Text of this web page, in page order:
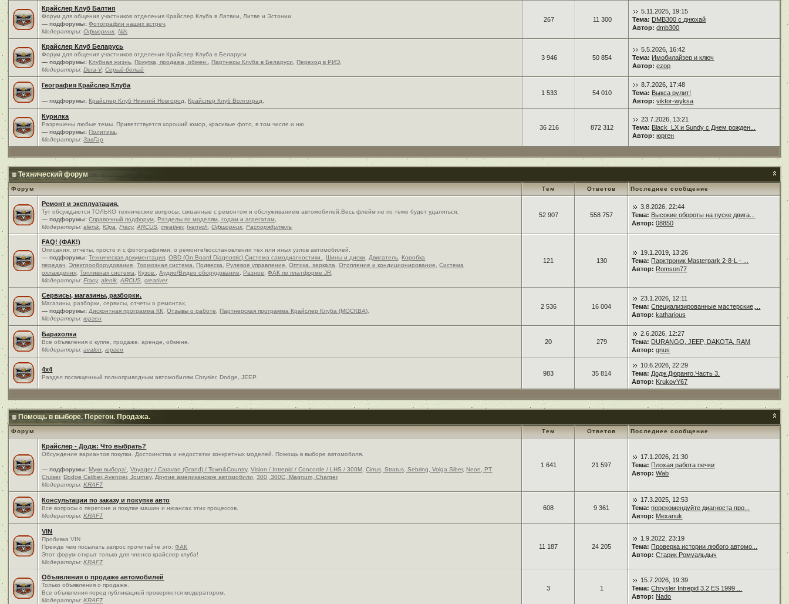
Крайслер Клуб Балтия
Форум для общения участников отделения Крайслер Клуба в Латвии, Литве и Эстонии
— подфорумы: Фотографии наших встреч
Модераторы:Офшорник ,Nils
267 11 300
5.11.2025, 19:15
Тема: DMB300 с днюхай
Автор: dmb300
Крайслер Клуб Беларусь
Форум для общения участников отделения Крайслер Клуба в Беларуси
— подфорумы: Клубная жизнь Покупка, продажа, обмен. Партнеры Клуба в Беларуси Переход в РИЭ
Модераторы:Dera-V,Серый-белый
3 946 50 854
5.5.2026, 16:42
Тема: Имобилайзер и ключ
Автор: ezop
География Крайслер Клуба
— подфорумы: Крайслер Клуб Нижний Новгород Крайслер Клуб Волгоград
1 533 54 010
8.7.2026, 17:48
Тема: Выкса рулит!
Автор: viktor-wyksa
Курилка
Разрешены любые темы. Приветствуется хороший юмор, красивые фото, в том числе и ню.
— подфорумы: Политика
Модераторы:ЗавГар
36 216 872 312
23.7.2026, 13:21
Тема: Black_LX и Sundy с Днем рожден...
Автор: юрген
Технический форум
Форум Тем Ответов Последнее сообщение
Ремонт и эксплуатация.
Тут обсуждаются ТОЛЬКО технические вопросы, связанные с ремонтом и обслуживанием автомобилей.Весь флейм не по теме будет удаляться.
— подфорумы: Справочный подфорум Разделы по моделям, годам и агрегатам
Модераторы:alenik ,Юра ,Fracy,ARCUS ,creativer,Ivanych ,Офшорник ,Распорядитель
52 907 558 757
3.8.2026, 22:44
Тема: Высокие обороты на пуске двига...
Автор: 08850
FAQ! (ФАК!)
Описания, отчеты, просто и c фотографиями, о ремонте/восстановлении тех или иных узлов автомобилей.
— подфорумы: Техническая документация ,OBD (On Board Diagnostic) Система самодиагностики. Шины и диски Двигатель
Коробка
передач ,Электрооборудование ,Тормозная система Подвеска Рулевое управление ,Оптика, зеркала ,Отопление и кондиционирование ,Система
охлаждения ,Топливная система Кузов. ,Аудио/Видео оборудование Разное ,ФАК по платформе JR
Модераторы:Fracy,alenik ,ARCUS ,creativer
121 130
19.1.2019, 13:26
Тема: Парктроник Masterpark 2-8-L - ...
Автор: Romson77
Сервисы, магазины, разборки.
Магазины, разборки, сервисы, отчеты о ремонтах,
— подфорумы: Дисконтная программа КК ,Отзывы о работе Партнерская программа Крайслер Клуба (МОСКВА)
Модераторы:юрген
2 536 16 004
23.1.2026, 12:11
Тема: Специализированные мастерские,...
Автор: katharious
Барахолка
Все объявления о купле, продаже, аренде, обмене.
Модераторы:avalon ,юрген
20 279
2.6.2026, 12:27
Тема: DURANGO, JEEP, DAKOTA, RAM
Автор: gnus
4x4
Раздел посвященный полноприводным автомобилям Chrysler, Dodge, JEEP.
983 35 814
10.6.2026, 22:29
Тема: Додж Дюранго.Часть 3.
Автор: KrukovY67
Помощь в выборе. Перегон. Продажа.
Форум Тем Ответов Последнее сообщение
Крайслер - Додж: Что выбрать?
Обсуждение вариантов покупки. Достоинства и недостатки конкретных моделей. Помощь в выборе автомобиля.
— подфорумы: Муки выбора! ,Voyager / Caravan (Grand) / Town&Country,Vision / Intrepid / Concorde / LHS / 300M ,Cirrus, Stratus, Sebring, Volga Siber, Neon, PT
Cruiser, Dodge Caliber, Avenger, Journey, Другие американские автомобили ,300, 300C, Magnum, Charger,
Модераторы:KRAFT
1 641 21 597
17.1.2026, 21:30
Тема: Плохая работа печки
Автор: Wab
Консультации по заказу и покупке авто
Все вопросы о перегоне и покупке машин и нюансах этих процессов.
Модераторы:KRAFT
608 9 361
17.3.2025, 12:53
Тема: порекомендуйте диагноста про...
Автор: Mexanuk
VIN
Пробивка VIN
Прежде чем посылать запрос прочитайте это:ФАК
Этот форум открыт только для членов крайслер клуба!
Модераторы:KRAFT
11 187 24 205
1.9.2022, 23:19
Тема: Проверка истории любого автомо...
Автор: Старик Ромуальдыч
Объявления о продаже автомобилей
Только объявления о продаже.
Все объявления перед публикацией проверяются модератором.
Модераторы:KRAFT
3 1
15.7.2026, 19:39
Тема: Chrysler Intrepid 3.2 ES 1999 ...
Автор: Nado